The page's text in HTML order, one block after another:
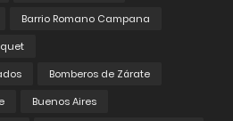
Barrio Romano Campana
Bomberos de Zárate
Buenos Aires